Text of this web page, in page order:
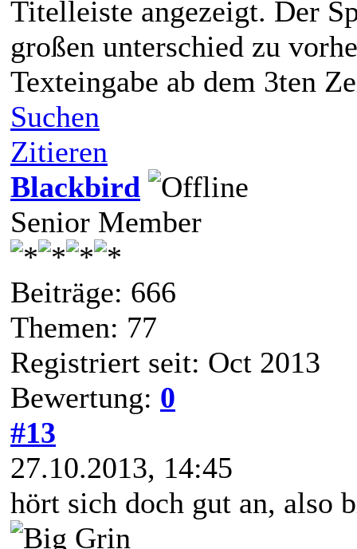
Titelleiste angezeigt. Der
großen unterschied zu
Texteingabe ab dem 3ten
Suchen
Zitieren
Blackbird
Senior Member
Beiträge: 666
Themen: 77
Registriert seit: Oct 2013
Bewertung: 0
#13
27.10.2013, 14:45
hört sich doch gut an, also